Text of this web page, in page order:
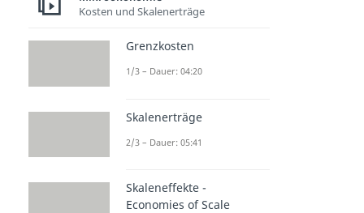
Kosten und Skalenerträge
Grenzkosten
1/3 – Dauer: 04:20
Skalenerträge
2/3 – Dauer: 05:41
Skaleneffekte -
Economies of Scale